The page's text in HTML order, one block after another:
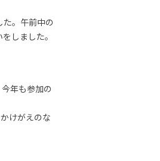
。午前中の
しました。
年も参加の
けがえのな